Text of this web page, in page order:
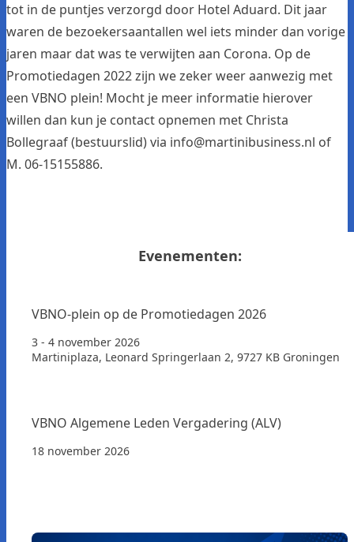
tot in de puntjes verzorgd door Hotel Aduard. Dit jaar
waren de bezoekersaantallen wel iets minder dan vorige
jaren maar dat was te verwijten aan Corona. Op de
Promotiedagen 2022 zijn we zeker weer aanwezig met
een VBNO plein! Mocht je meer informatie hierover
willen dan kun je contact opnemen met Christa
Bollegraaf (bestuurslid) via info@martinibusiness.nl of
M. 06-15155886.
Evenementen:
VBNO-plein op de Promotiedagen 2026
3 - 4 november 2026
Martiniplaza, Leonard Springerlaan 2, 9727 KB Groningen
VBNO Algemene Leden Vergadering (ALV)
18 november 2026